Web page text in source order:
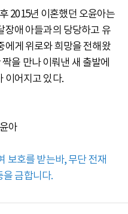
2015년 이혼했던 오윤아는
장애 아들과의 당당하고 유
에게 위로와 희망을 전해왔
을 만나 이뤄낸 새 출발에
이어지고 있다.
아
보호를 받는바, 무단 전재
을 금합니다.